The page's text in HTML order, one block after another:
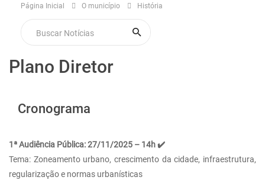
Página Inicial O município História
Plano Diretor
Cronograma
1ª Audiência Pública: 27/11/2025 – 14h ✔️
Tema: Zoneamento urbano, crescimento da cidade, infraestrutura,
regularização e normas urbanísticas